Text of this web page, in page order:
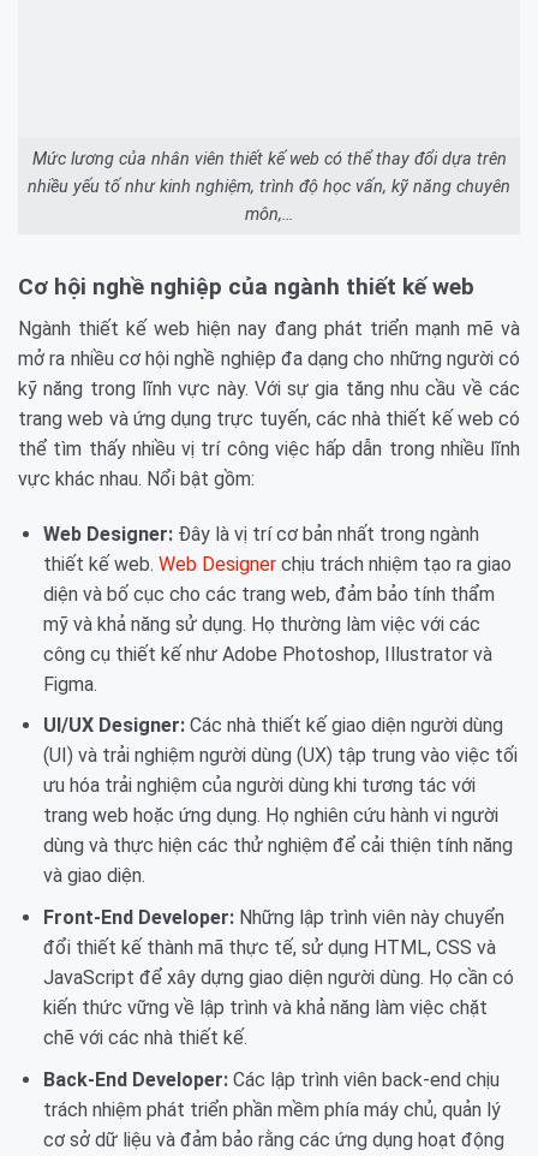
Mức lương của nhân viên thiết kế web có thể thay đổi dựa trên
nhiều yếu tố như kinh nghiệm, trình độ học vấn, kỹ năng chuyên
môn,…
Cơ hội nghề nghiệp của ngành thiết kế web
Ngành thiết kế web hiện nay đang phát triển mạnh mẽ và
mở ra nhiều cơ hội nghề nghiệp đa dạng cho những người có
kỹ năng trong lĩnh vực này. Với sự gia tăng nhu cầu về các
trang web và ứng dụng trực tuyến, các nhà thiết kế web có
thể tìm thấy nhiều vị trí công việc hấp dẫn trong nhiều lĩnh
vực khác nhau. Nổi bật gồm:
Web Designer:Đây là vị trí cơ bản nhất trong ngành
thiết kế web. Web Designerchịu trách nhiệm tạo ra giao
diện và bố cục cho các trang web, đảm bảo tính thẩm
mỹ và khả năng sử dụng. Họ thường làm việc với các
công cụ thiết kế như Adobe Photoshop, Illustrator và
Figma.
UI/UX Designer:Các nhà thiết kế giao diện người dùng
(UI) và trải nghiệm người dùng (UX) tập trung vào việc tối
ưu hóa trải nghiệm của người dùng khi tương tác với
trang web hoặc ứng dụng. Họ nghiên cứu hành vi người
dùng và thực hiện các thử nghiệm để cải thiện tính năng
và giao diện.
Front-End Developer:Những lập trình viên này chuyển
đổi thiết kế thành mã thực tế, sử dụng HTML, CSS và
JavaScript để xây dựng giao diện người dùng. Họ cần có
kiến thức vững về lập trình và khả năng làm việc chặt
chẽ với các nhà thiết kế.
Back-End Developer:Các lập trình viên back-end chịu
trách nhiệm phát triển phần mềm phía máy chủ, quản lý
cơ sở dữ liệu và đảm bảo rằng các ứng dụng hoạt động